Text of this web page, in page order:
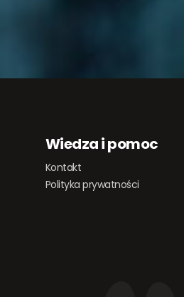
Wiedza i pomoc
Kontakt
Polityka prywatności